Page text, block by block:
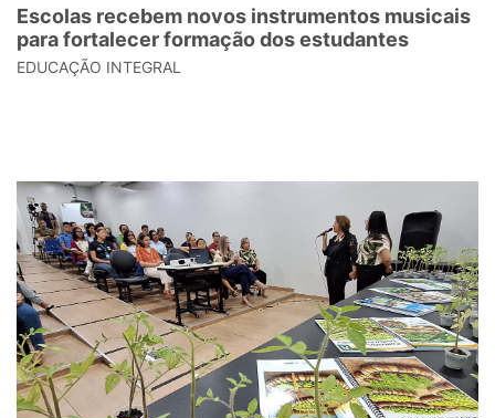
Escolas recebem novos instrumentos musicais
para fortalecer formação dos estudantes
EDUCAÇÃO INTEGRAL